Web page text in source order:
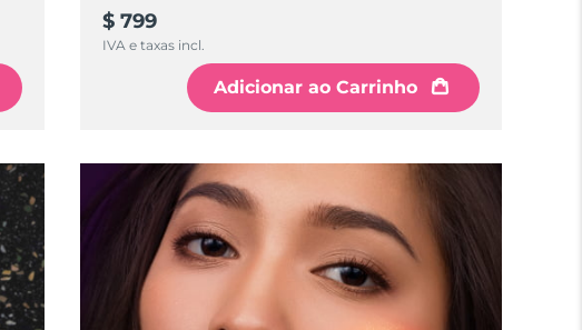
$ 799
IVA e taxas incl.
Adicionar ao Carrinho